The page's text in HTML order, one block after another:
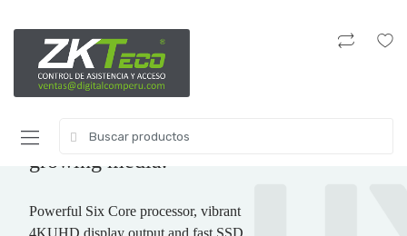
design simplifies adding storage for
growing media.
Powerful Six Core processor, vibrant